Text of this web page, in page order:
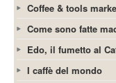
Coffee & tools
Come sono fatte
Edo, il fumetto al
I caffè del mondo